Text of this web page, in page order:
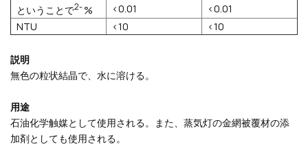
ということで2- % <0.01
<0.01
NTU
<10 <10
説明
無色の粒状結晶で、水に溶ける。
用途
石油化学触媒として使用される。また、蒸気灯の金網被覆材の添
加剤としても使用される。